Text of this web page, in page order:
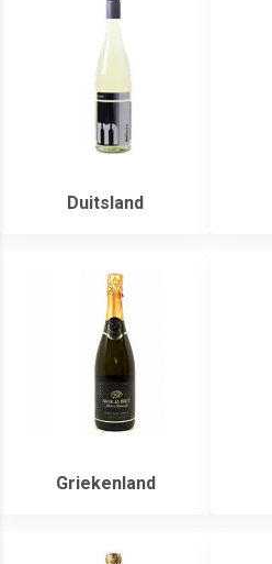
Duitsland
Griekenland